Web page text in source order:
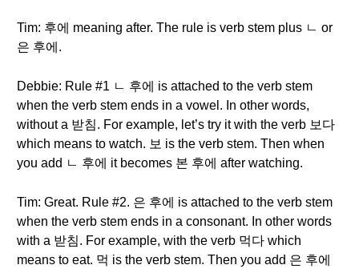
Tim: 후에 meaning after. The rule is verb stem plus ㄴ or
은 후에.
Debbie: Rule #1 ㄴ 후에 is attached to the verb stem
when the verb stem ends in a vowel. In other words,
without a 받침. For example, let’s try it with the verb 보다
which means to watch. 보 is the verb stem. Then when
you add ㄴ 후에 it becomes 본 후에 after watching.
Tim: Great. Rule #2. 은 후에 is attached to the verb stem
when the verb stem ends in a consonant. In other words
with a 받침. For example, with the verb 먹다 which
means to eat. 먹 is the verb stem. Then you add 은 후에